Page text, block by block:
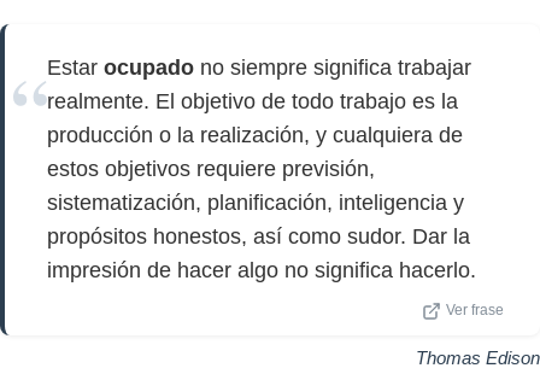
Estar ocupado no siempre significa trabajar
realmente. El objetivo de todo trabajo es la
producción o la realización, y cualquiera de
estos objetivos requiere previsión,
sistematización, planificación, inteligencia y
propósitos honestos, así como sudor. Dar la
impresión de hacer algo no significa hacerlo.
Ver frase
Thomas Edison